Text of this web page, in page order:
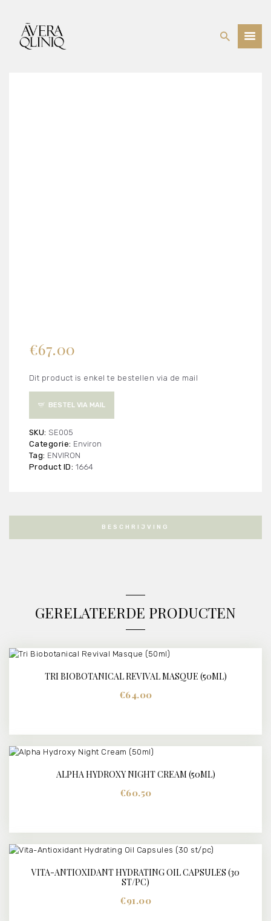
€67.00
Dit product is enkel te bestellen via de mail
BESTEL VIA MAIL
SKU: SE005
Categorie: Environ
Tag: ENVIRON
Product ID: 1664
BESCHRIJVING
GERELATEERDE PRODUCTEN
DETAILS
TRI BIOBOTANICAL REVIVAL MASQUE (50ML)
€64.00
DETAILS
ALPHA HYDROXY NIGHT CREAM (50ML)
€60.50
DETAILS
VITA-ANTIOXIDANT HYDRATING OIL CAPSULES (30
ST/PC)
€91.00